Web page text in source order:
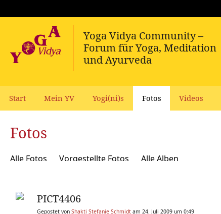
Start Mein YV Yogi(ni)s Fotos Videos
Fotos
Alle Fotos Vorgestellte Fotos Alle Alben
PICT4406
Gepostet von Shakti Stefanie Schmidt am 24. Juli 2009 um 0:49